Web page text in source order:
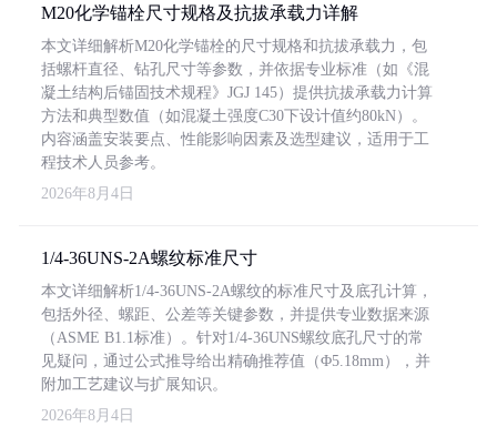
M20化学锚栓尺寸规格及抗拔承载力详解
本文详细解析M20化学锚栓的尺寸规格和抗拔承载力，包
括螺杆直径、钻孔尺寸等参数，并依据专业标准（如《混
凝土结构后锚固技术规程》JGJ 145）提供抗拔承载力计算
方法和典型数值（如混凝土强度C30下设计值约80kN）。
内容涵盖安装要点、性能影响因素及选型建议，适用于工
程技术人员参考。
2026年8月4日
1/4-36UNS-2A螺纹标准尺寸
本文详细解析1/4-36UNS-2A螺纹的标准尺寸及底孔计算，
包括外径、螺距、公差等关键参数，并提供专业数据来源
（ASME B1.1标准）。针对1/4-36UNS螺纹底孔尺寸的常
见疑问，通过公式推导给出精确推荐值（Φ5.18mm），并
附加工艺建议与扩展知识。
2026年8月4日